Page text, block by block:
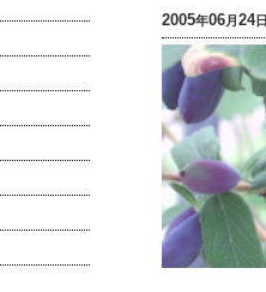
2005年06月24日